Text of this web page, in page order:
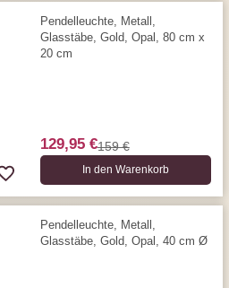
Pendelleuchte, Metall,
Glasstäbe, Gold, Opal, 80 cm x
20 cm
129,95 €159 €
In den Warenkorb
Pendelleuchte, Metall,
Glasstäbe, Gold, Opal, 40 cm Ø